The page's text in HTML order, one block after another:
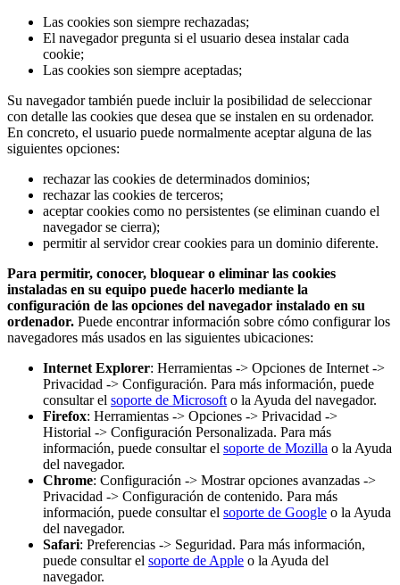
Las cookies son siempre rechazadas;
El navegador pregunta si el usuario desea instalar cada
cookie;
Las cookies son siempre aceptadas;
Su navegador también puede incluir la posibilidad de seleccionar
con detalle las cookies que desea que se instalen en su ordenador.
En concreto, el usuario puede normalmente aceptar alguna de las
siguientes opciones:
rechazar las cookies de determinados dominios;
rechazar las cookies de terceros;
aceptar cookies como no persistentes (se eliminan cuando el
navegador se cierra);
permitir al servidor crear cookies para un dominio diferente.
Para permitir, conocer, bloquear o eliminar las cookies
instaladas en su equipo puede hacerlo mediante la
configuración de las opciones del navegador instalado en su
ordenador. Puede encontrar información sobre cómo configurar los
navegadores más usados en las siguientes ubicaciones:
Internet Explorer: Herramientas -> Opciones de Internet ->
Privacidad -> Configuración. Para más información, puede
consultar el soporte de Microsoft o la Ayuda del navegador.
Firefox: Herramientas -> Opciones -> Privacidad ->
Historial -> Configuración Personalizada. Para más
información, puede consultar el soporte de Mozilla o la Ayuda
del navegador.
Chrome: Configuración -> Mostrar opciones avanzadas ->
Privacidad -> Configuración de contenido. Para más
información, puede consultar el soporte de Google o la Ayuda
del navegador.
Safari: Preferencias -> Seguridad. Para más información,
puede consultar el soporte de Apple o la Ayuda del
navegador.